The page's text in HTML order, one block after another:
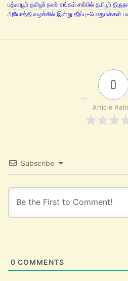
பத்லாபூர் தமிழர் நலச் சங்கம் சார்பில் தமிழர்
அயோத்தி வழக்கில் இன்று தீர்ப்பு-பொதுமக்கள்
0
Article
Subscribe
0 COMMENTS